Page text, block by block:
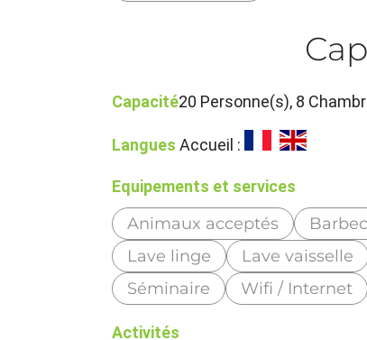
Capacité20 Personne(s), 8
Langues Accueil :
Equipements et services
Animaux acceptés
Lave linge
Lave vaisselle
Séminaire
Wifi / Internet
Activités